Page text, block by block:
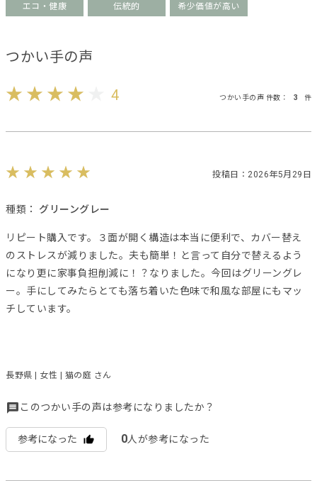
エコ・健康 伝統的 希少価値が高い
つかい手の声
4 つかい手の声 件数： 3 件
投稿日：2026年5月29日
種類： グリーングレー
リピート購入です。３面が開く構造は本当に便利で、カバー替え
のストレスが減りました。夫も簡単！と言って自分で替えるよう
になり更に家事負担削減に！？なりました。今回はグリーングレ
ー。手にしてみたらとても落ち着いた色味で和風な部屋にもマッ
チしています。
長野県 | 女性 | 猫の庭 さん
このつかい手の声は参考になりましたか？
参考になった 0人が参考になった